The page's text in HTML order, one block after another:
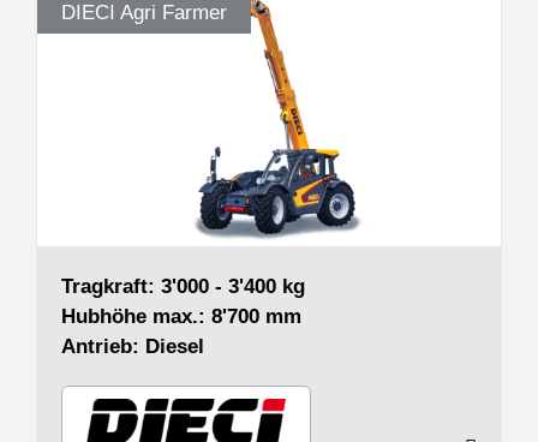
DIECI Agri Farmer
Tragkraft: 3'000 - 3'400 kg
Hubhöhe max.: 8'700 mm
Antrieb: Diesel